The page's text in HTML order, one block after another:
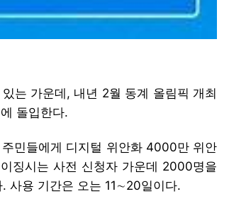
는 가운데, 내년 2월 동계 올림픽 개최
돌입한다.
민들에게 디지털 위안화 4000만 위안
징시는 사전 신청자 가운데 2000명을
사용 기간은 오는 11∼20일이다.